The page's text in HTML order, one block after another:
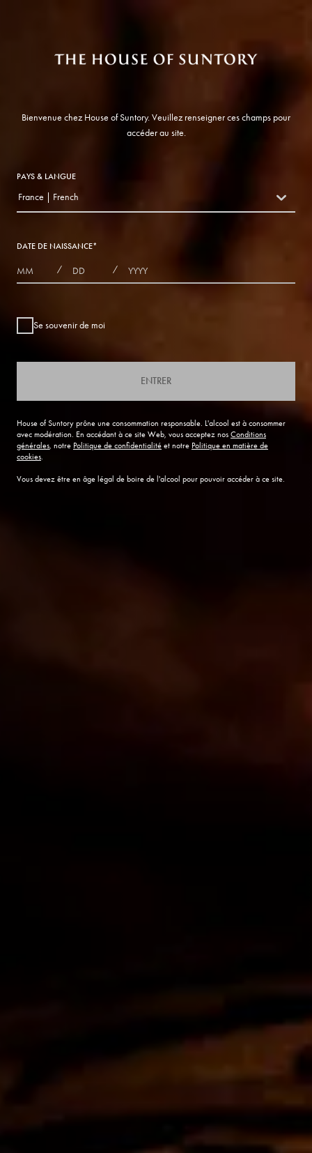
Bienvenue chez House of Suntory. Veuillez renseigner ces champs pour
accéder au site.
PAYS & LANGUE
countryDropdown
France | French
DATE DE NAISSANCE*
MONTHS
/ DAYS / YEAR
Se souvenir de moi
ENTRER
House of Suntory prône une consommation responsable. L'alcool est à consommer
avec modération. En accédant à ce site Web, vous acceptez nos Conditions
générales, notre Politique de confidentialité et notre Politique en matière de
cookies.
Vous devez être en âge légal de boire de l'alcool pour pouvoir accéder à ce site.